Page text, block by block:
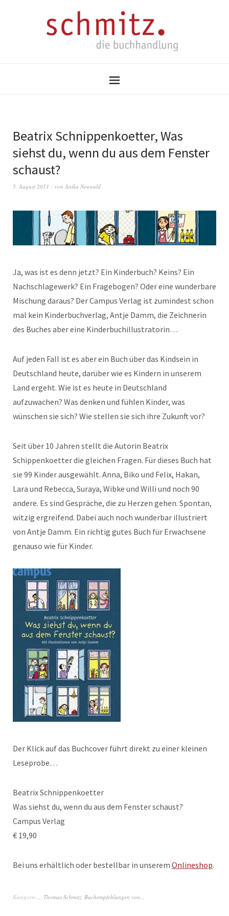
Beatrix Schnippenkoetter, Was
siehst du, wenn du aus dem Fenster
schaust?
5. August 2011 von Anika Neuwald
Ja, was ist es denn jetzt? Ein Kinderbuch? Keins? Ein
Nachschlagewerk? Ein Fragebogen? Oder eine wunderbare
Mischung daraus? Der Campus Verlag ist zumindest schon
mal kein Kinderbuchverlag, Antje Damm, die Zeichnerin
des Buches aber eine Kinderbuchillustratorin…
Auf jeden Fall ist es aber ein Buch über das Kindsein in
Deutschland heute, darüber wie es Kindern in unserem
Land ergeht. Wie ist es heute in Deutschland
aufzuwachen? Was denken und fühlen Kinder, was
wünschen sie sich? Wie stellen sie sich ihre Zukunft vor?
Seit über 10 Jahren stellt die Autorin Beatrix
Schippenkoetter die gleichen Fragen. Für dieses Buch hat
sie 99 Kinder ausgewählt. Anna, Biko und Felix, Hakan,
Lara und Rebecca, Suraya, Wibke und Willi und noch 90
andere. Es sind Gespräche, die zu Herzen gehen. Spontan,
witzig ergreifend. Dabei auch noch wunderbar illustriert
von Antje Damm. Ein richtig gutes Buch für Erwachsene
genauso wie für Kinder.
Der Klick auf das Buchcover führt direkt zu einer kleinen
Leseprobe…
Beatrix Schnippenkoetter
Was siehst du, wenn du aus dem Fenster schaust?
Campus Verlag
€ 19,90
Bei uns erhältlich oder bestellbar in unserem Onlineshop.
Kategorie ... Thomas Schmitz Buchempfehlungen von...